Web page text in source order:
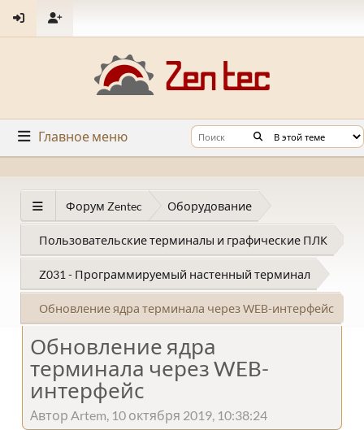
Главное меню
Форум Zentec Оборудование
Пользовательские терминалы и графические ПЛК
Z031 - Программируемый настенный терминал
Обновление ядра терминала через WEB-интерфейс
Обновление ядра
терминала через WEB-
интерфейс
Автор Artem, 10 октября 2019, 10:38:24